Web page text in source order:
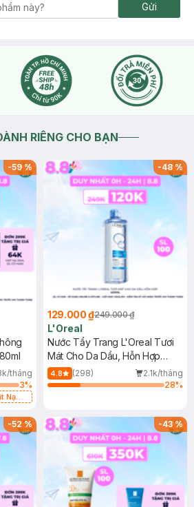
Gửi
RIÊNG CHO BẠN
-59%
tháng
3%
Nạ
-48%
129.000 ₫249.000 ₫
L'Oreal
Nước Tẩy Trang L'Oreal Tươi
Mát Cho Da Dầu, Hỗn Hợp
400ml
4.8 (298)
2.1k/tháng
28%
-52% -43%